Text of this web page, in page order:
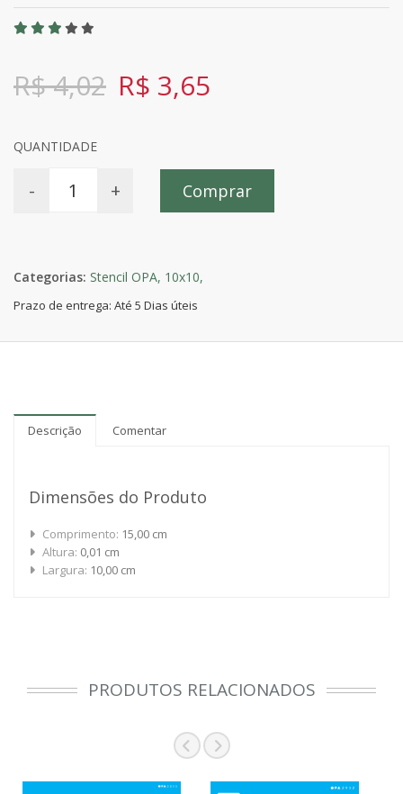
R$ 4,02 R$ 3,65
QUANTIDADE
- + Comprar
Categorias: Stencil OPA, 10x10,
Prazo de entrega: Até 5 Dias úteis
Descrição Comentar
Dimensões do Produto
Comprimento: 15,00 cm
Altura: 0,01 cm
Largura: 10,00 cm
PRODUTOS RELACIONADOS